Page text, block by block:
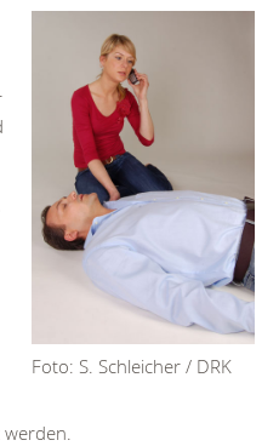
Foto: S. Schleicher / DRK